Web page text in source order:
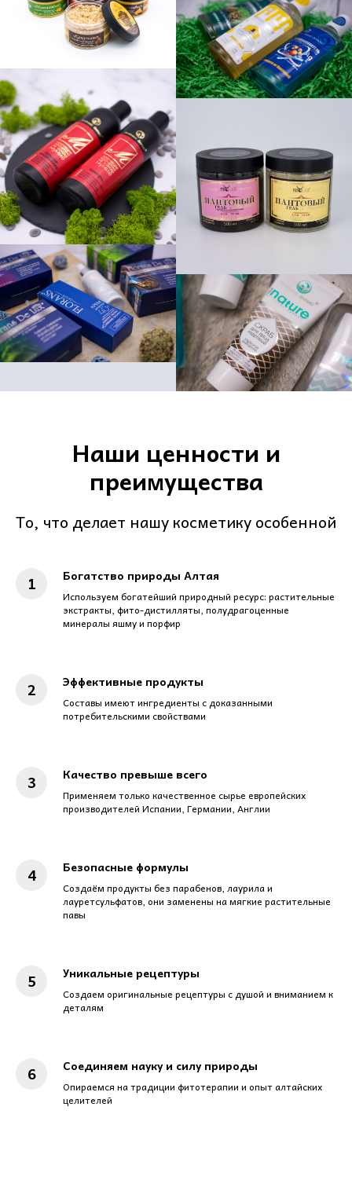
Наши ценности и
преимущества
То, что делает нашу косметику особенной
Богатство природы Алтая
Используем богатейший природный ресурс: растительные
экстракты, фито-дистилляты, полудрагоценные
минералы яшму и порфир
Эффективные продукты
Составы имеют ингредиенты с доказанными
потребительскими свойствами
Качество превыше всего
Применяем только качественное сырье европейских
производителей Испании, Германии, Англии
Безопасные формулы
Создаём продукты без парабенов, лаурила и
лауретсульфатов, они заменены на мягкие растительные
павы
Уникальные рецептуры
Создаем оригинальные рецептуры с душой и вниманием к
деталям
Соединяем науку и силу природы
Опираемся на традиции фитотерапии и опыт алтайских
целителей